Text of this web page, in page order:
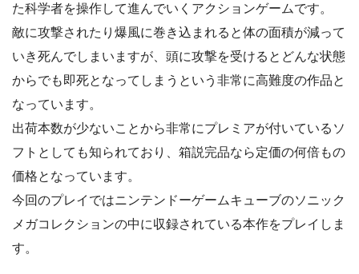
た科学者を操作して進んでいくアクションゲームです。
敵に攻撃されたり爆風に巻き込まれると体の面積が減って
いき死んでしまいますが、頭に攻撃を受けるとどんな状態
からでも即死となってしまうという非常に高難度の作品と
なっています。
出荷本数が少ないことから非常にプレミアが付いているソ
フトとしても知られており、箱説完品なら定価の何倍もの
価格となっています。
今回のプレイではニンテンドーゲームキューブのソニック
メガコレクションの中に収録されている本作をプレイしま
す。